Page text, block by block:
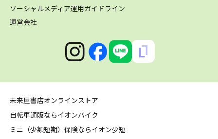
ソーシャルメディア運用ガイドライン
運営会社
未来屋書店オンラインストア
自転車通販ならイオンバイク
ミニ（少額短期）保険ならイオン少短